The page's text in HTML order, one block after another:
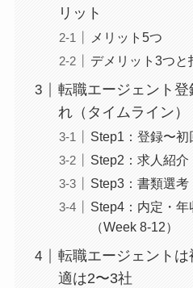
リット
メリット5つ
デメリット3つと
転職エージェント
れ（タイムライン）
Step1：登録〜初
Step2：求人紹介
Step3：書類選考
Step4：内定・
（Week 8-12）
転職エージェント
適は2〜3社